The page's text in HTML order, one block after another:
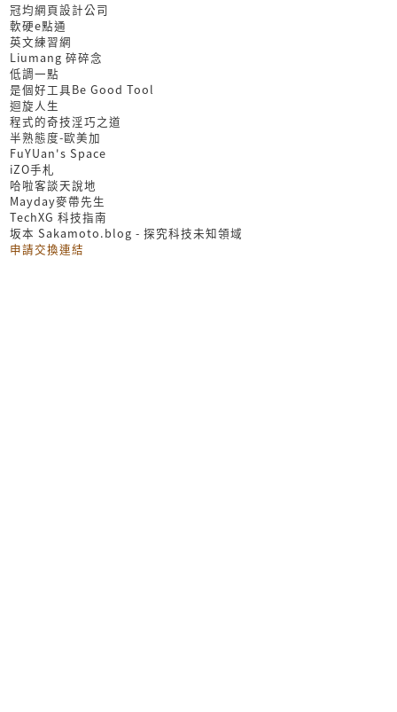
冠均網頁設計公司
軟硬e點通
英文練習網
Liumang 碎碎念
低調一點
是個好工具Be Good Tool
迴旋人生
程式的奇技淫巧之道
半熟態度-歐美加
FuYUan's Space
iZO手札
哈啦客談天說地
Mayday麥帶先生
TechXG 科技指南
坂本 Sakamoto.blog - 探究科技未知領域
申請交換連結